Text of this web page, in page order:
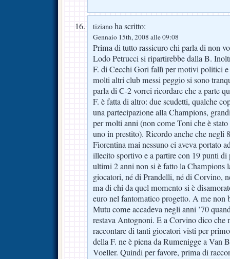
tiziano ha scritto:
Gennaio 15th, 2008 alle 09:08
Prima di tutto rassicuro chi parla di non
Lodo Petrucci si ripartirebbe dalla B.
F. di Cecchi Gori fallì per motivi politici
molti altri club messi peggio si sono
parla di C-2 vorrei ricordare che a parte
F. è fatta di altro: due scudetti, qualche
una partecipazione alla Champions,
per molti anni (non come Toni che è
uno in prestito). Ricordo anche che negli
Fiorentina mai nessuno ci aveva portato
illecito sportivo e a partire con 19 punti di
ultimi 2 anni non si è fatto la Champions
giocatori, né di Prandelli, né di Corvino,
ma di chi da quel momento si è
euro nel fantomatico progetto. A me non
Mutu come accadeva negli anni ’70
restava Antognoni. E a Corvino dico che
raccontare di tanti giocatori visti per
della F. ne è piena da Rumenigge a Van
Voeller. Quindi per favore, prima di